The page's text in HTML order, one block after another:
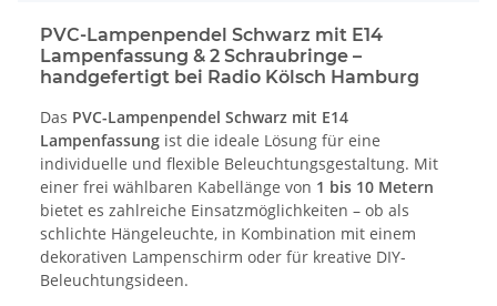
PVC-Lampenpendel Schwarz mit E14
Lampenfassung & 2 Schraubringe –
handgefertigt bei Radio Kölsch Hamburg
Das PVC-Lampenpendel Schwarz mit E14
Lampenfassung ist die ideale Lösung für eine
individuelle und flexible Beleuchtungsgestaltung. Mit
einer frei wählbaren Kabellänge von 1 bis 10 Metern
bietet es zahlreiche Einsatzmöglichkeiten – ob als
schlichte Hängeleuchte, in Kombination mit einem
dekorativen Lampenschirm oder für kreative DIY-
Beleuchtungsideen.